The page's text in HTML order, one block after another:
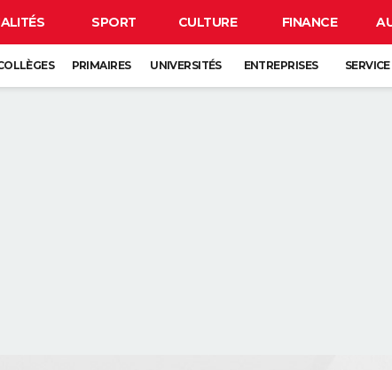
SPORT CULTURE FINANCE
PRIMAIRES UNIVERSITÉS ENTREPRISES